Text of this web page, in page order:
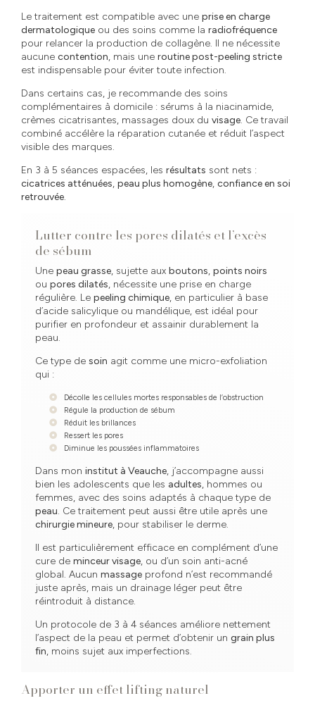
Le traitement est compatible avec une prise en charge
dermatologique ou des soins comme la radiofréquence
pour relancer la production de collagène. Il ne nécessite
aucune contention, mais une routine post-peeling stricte
est indispensable pour éviter toute infection.
Dans certains cas, je recommande des soins
complémentaires à domicile : sérums à la niacinamide,
crèmes cicatrisantes, massages doux du visage. Ce travail
combiné accélère la réparation cutanée et réduit l’aspect
visible des marques.
En 3 à 5 séances espacées, les résultats sont nets :
cicatrices atténuées, peau plus homogène, confiance en soi
retrouvée.
Lutter contre les pores dilatés et l’excès
de sébum
Une peau grasse, sujette aux boutons, points noirs
ou pores dilatés, nécessite une prise en charge
régulière. Le peeling chimique, en particulier à base
d’acide salicylique ou mandélique, est idéal pour
purifier en profondeur et assainir durablement la
peau.
Ce type de soin agit comme une micro-exfoliation
qui :
Décolle les cellules mortes responsables de l’obstruction
Régule la production de sébum
Réduit les brillances
Ressert les pores
Diminue les poussées inflammatoires
Dans mon institut à Veauche, j’accompagne aussi
bien les adolescents que les adultes, hommes ou
femmes, avec des soins adaptés à chaque type de
peau. Ce traitement peut aussi être utile après une
chirurgie mineure, pour stabiliser le derme.
Il est particulièrement efficace en complément d’une
cure de minceur visage, ou d’un soin anti-acné
global. Aucun massage profond n’est recommandé
juste après, mais un drainage léger peut être
réintroduit à distance.
Un protocole de 3 à 4 séances améliore nettement
l’aspect de la peau et permet d’obtenir un grain plus
fin, moins sujet aux imperfections.
Apporter un effet lifting naturel